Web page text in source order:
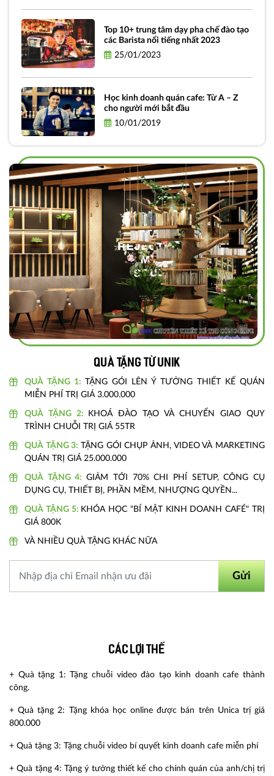
Top 10+ trung tâm dạy pha chế đào tạo
các Barista nổi tiếng nhất 2023
25/01/2023
Học kinh doanh quán cafe: Từ A – Z
cho người mới bắt đầu
10/01/2019
Quà tặng từ unik
QUÀ TẶNG 1: TẶNG GÓI LÊN Ý TƯỞNG THIẾT KẾ QUÁN
MIỄN PHÍ TRỊ GIÁ 3.000.000
QUÀ TẶNG 2:
KHOÁ ĐÀO TẠO VÀ CHUYỂN GIAO QUY
TRÌNH CHUỖI TRỊ GIÁ 55TR
QUÀ TẶNG 3: TẶNG GÓI CHỤP ẢNH, VIDEO VÀ MARKETING
QUÁN TRỊ GIÁ 25.000.000
QUÀ TẶNG 4:GIẢM TỚI 70% CHI PHÍ SETUP, CÔNG CỤ
DỤNG CỤ, THIẾT BỊ, PHẦN MỀM, NHƯỢNG QUYỀN...
QUÀ TẶNG 5: KHÓA HỌC "BÍ MẬT KINH DOANH CAFÉ" TRỊ
GIÁ 800K
VÀ NHIỀU QUÀ TẶNG KHÁC NỮA
Gửi
Các lợi thế
+ Quà tặng 1: Tặng chuỗi video đào tạo kinh doanh cafe thành
công.
+ Quà tặng 2: Tặng khóa học online được bán trên Unica trị giá
800.000
+ Quà tặng 3: Tặng chuỗi video bí quyết kinh doanh cafe miễn phí
+ Quà tặng 4: Tặng ý tưởng thiết kế cho chính quán của anh/chị trị